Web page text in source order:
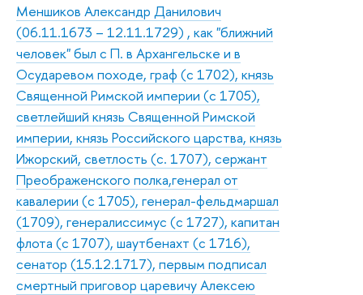
Меншиков Александр Данилович
(06.11.1673 – 12.11.1729) , как "ближний
человек" был с П. в Архангельске и в
Осударевом походе, граф (с 1702), князь
Священной Римской империи (с 1705),
светлейший князь Священной Римской
империи, князь Российского царства, князь
Ижорский, светлость (с. 1707), сержант
Преображенского полка,генерал от
кавалерии (с 1705), генерал-фельдмаршал
(1709), генералиссимус (с 1727), капитан
флота (с 1707), шаутбенахт (с 1716),
сенатор (15.12.1717), первым подписал
смертный приговор царевичу Алексею